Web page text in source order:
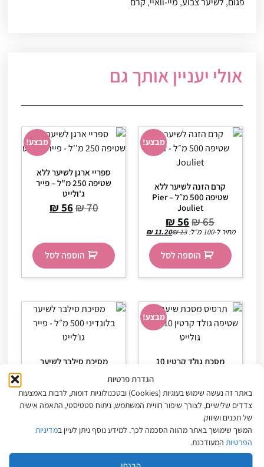
הגדרת פרטיות
באתר זה נעשה שימוש בעוגיות (Cookies) ובטכנולוגיות דומות, לרבות באמצעות
צדדים שלישיים, לצורך שיפור חוויית המשתמש, ניתוח סטטיסטי, התאמה אישית
של תכנים ושיווק.
המשך שימושך באתר מהווה הסכמה לכך. למידע נוסף ניתן לעיין במדיניות
הפרטיותהמעודכנת.
אולי יעניין אותך גם
מבצע!
קרם הזנה לשיער ללא
שטיפה 500 מ״ל – Pier
Jouliet
₪65
₪56
מחיר ל-100 מ״ל: ₪13
₪11.20
הוספה לסל
מבצע!
ספריי ארגן לשיער ללא
שטיפה 250 מ"ל – פייר
ג'ולייט
₪70
₪56
הוספה לסל
מבצע!
מסכת גולד קרטין 10
₪99
₪79
הוספה לסל
מסיכת סילבר לשיער
₪137
מחיר ל-100 מ״ל: ₪55.24
הוספה לסל